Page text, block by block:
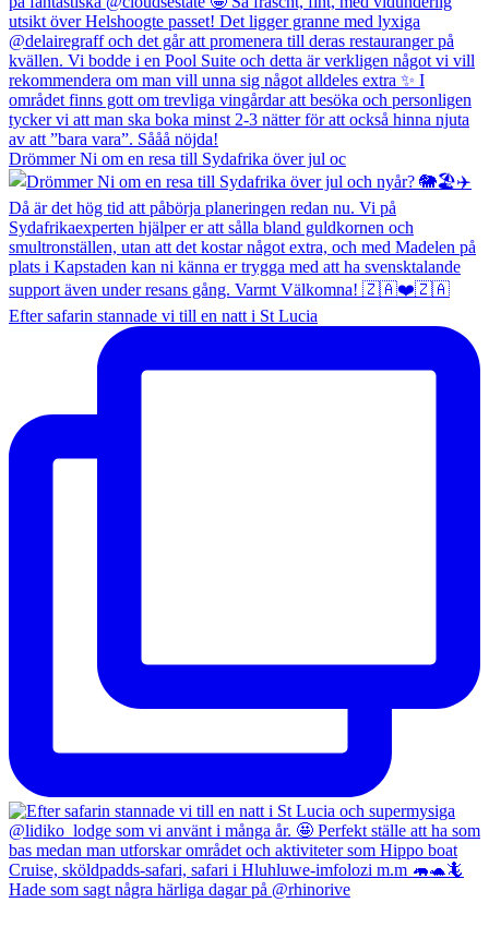
Drömmer Ni om en resa till Sydafrika över jul oc
Efter safarin stannade vi till en natt i St Lucia
Hade som sagt några härliga dagar på @rhinorive